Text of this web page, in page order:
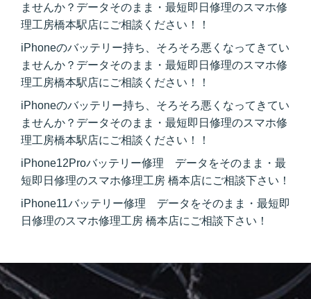
ませんか？データそのまま・最短即日修理のスマホ修
理工房橋本駅店にご相談ください！！
iPhoneのバッテリー持ち、そろそろ悪くなってきてい
ませんか？データそのまま・最短即日修理のスマホ修
理工房橋本駅店にご相談ください！！
iPhoneのバッテリー持ち、そろそろ悪くなってきてい
ませんか？データそのまま・最短即日修理のスマホ修
理工房橋本駅店にご相談ください！！
iPhone12Proバッテリー修理 データをそのまま・最
短即日修理のスマホ修理工房 橋本店にご相談下さい！
iPhone11バッテリー修理 データをそのまま・最短即
日修理のスマホ修理工房 橋本店にご相談下さい！